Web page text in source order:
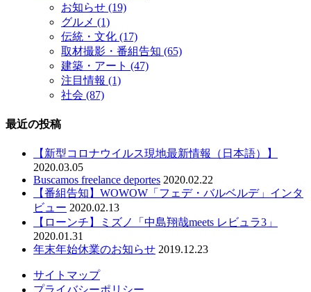
お知らせ (19)
グルメ (1)
伝統・文化 (17)
取材撮影・番組告知 (65)
建築・アート (47)
注目情報 (1)
社会 (87)
最近の投稿
【新型コロナウイルス現地最新情報（日本語）】
2020.03.05
Buscamos freelance deportes 2020.02.22
【番組告知】WOWOW「フェデ・バルベルデ」インタ
ビュー 2020.02.13
【ローンチ】ミズノ「中島翔哉meets レビュラ3」
2020.01.31
年末年始休業のお知らせ 2019.12.23
サイトマップ